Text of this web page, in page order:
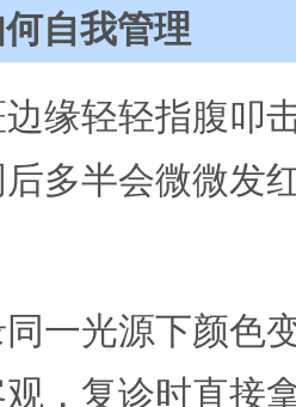
自我管理
缘轻轻指腹叩
多半会微微发
一光源下颜色
，复诊时直接